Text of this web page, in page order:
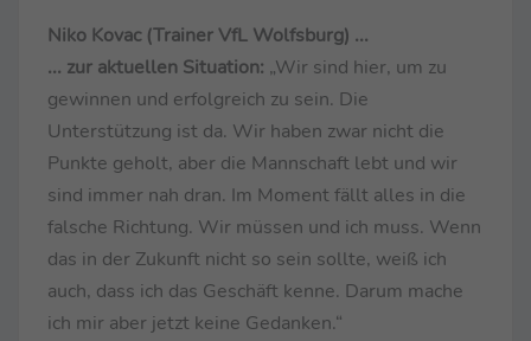
Niko Kovac (Trainer VfL Wolfsburg) ...
... zur aktuellen Situation: „Wir sind hier, um zu
gewinnen und erfolgreich zu sein. Die
Unterstützung ist da. Wir haben zwar nicht die
Punkte geholt, aber die Mannschaft lebt und wir
sind immer nah dran. Im Moment fällt alles in die
falsche Richtung. Wir müssen und ich muss. Wenn
das in der Zukunft nicht so sein sollte, weiß ich
auch, dass ich das Geschäft kenne. Darum mache
ich mir aber jetzt keine Gedanken.“